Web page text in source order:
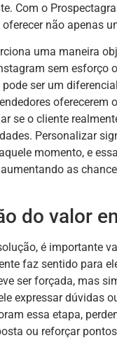
Com o
não apenas
uma maneira
sem esforço
ser um
oferecerem
se o cliente
Personalizar
momento, e
as
do valor
é importante
faz sentido para
ser forçada, mas
expressar dúvidas
essa etapa,
ou reforçar